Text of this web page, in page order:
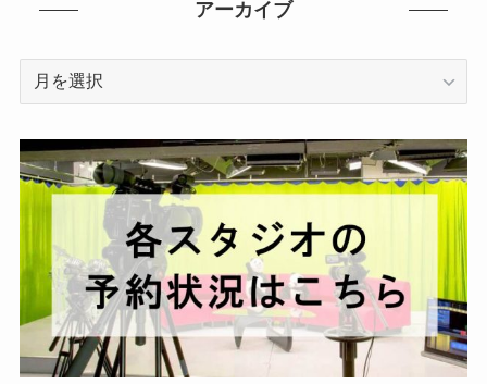
アーカイブ
イ
ブ